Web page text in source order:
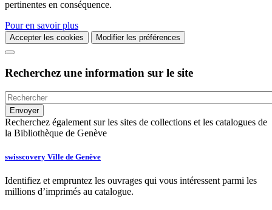
pertinentes en conséquence.
Pour en savoir plus
Accepter les cookies Modifier les préférences
Recherchez une information sur le site
Recherchez également sur les sites de collections et les catalogues de
la Bibliothèque de Genève
swisscovery Ville de Genève
Identifiez et empruntez les ouvrages qui vous intéressent parmi les
millions d’imprimés au catalogue.